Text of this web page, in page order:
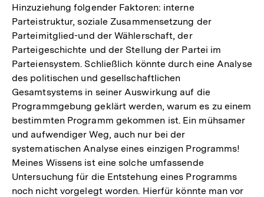
Auflösung
der
Fußnote
Hinzuziehung folgender Faktoren: interne
Parteistruktur, soziale Zusammensetzung der
Parteimitglied-und der Wählerschaft, der
Parteigeschichte und der Stellung der Partei im
Parteiensystem. Schließlich könnte durch eine Analyse
des politischen und gesellschaftlichen
Gesamtsystems in seiner Auswirkung auf die
Programmgebung geklärt werden, warum es zu einem
bestimmten Programm gekommen ist. Ein mühsamer
und aufwendiger Weg, auch nur bei der
systematischen Analyse eines einzigen Programms!
Meines Wissens ist eine solche umfassende
Untersuchung für die Entstehung eines Programms
noch nicht vorgelegt worden. Hierfür könnte man vor